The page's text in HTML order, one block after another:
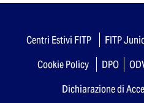
Centri Estivi FITP FITP
Cookie Policy
DPO
Dichiarazione di